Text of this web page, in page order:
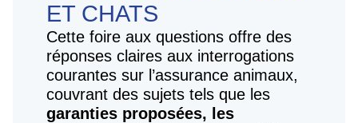
ET CHATS
Cette foire aux questions offre des
réponses claires aux interrogations
courantes sur l’assurance animaux,
couvrant des sujets tels que les
garanties proposées, les